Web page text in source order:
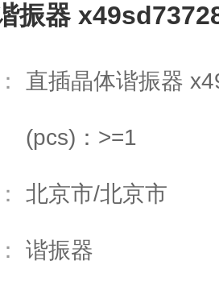
振器
直插晶体谐振器
(pcs)：>=1
北京市/北京市
谐振器